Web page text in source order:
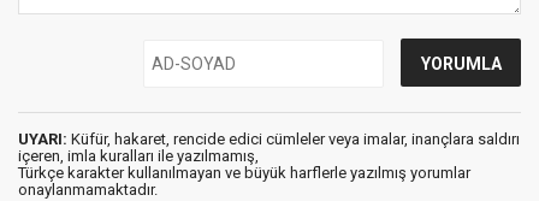
UYARI: Küfür, hakaret, rencide edici cümleler veya imalar, inançlara saldırı
içeren, imla kuralları ile yazılmamış,
Türkçe karakter kullanılmayan ve büyük harflerle yazılmış yorumlar
onaylanmamaktadır.